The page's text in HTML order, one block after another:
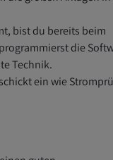
bist du bereits beim
die
Technik.
ein wie